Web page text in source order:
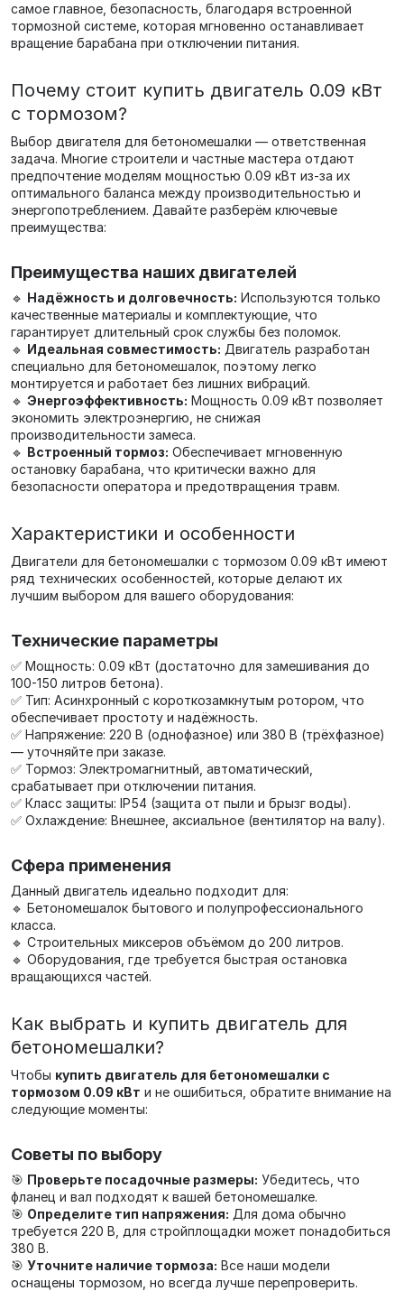
самое главное, безопасность, благодаря встроенной
тормозной системе, которая мгновенно останавливает
вращение барабана при отключении питания.
Почему стоит купить двигатель 0.09 кВт
с тормозом?
Выбор двигателя для бетономешалки — ответственная
задача. Многие строители и частные мастера отдают
предпочтение моделям мощностью 0.09 кВт из-за их
оптимального баланса между производительностью и
энергопотреблением. Давайте разберём ключевые
преимущества:
Преимущества наших двигателей
🔹 Надёжность и долговечность: Используются только
качественные материалы и комплектующие, что
гарантирует длительный срок службы без поломок.
🔹 Идеальная совместимость: Двигатель разработан
специально для бетономешалок, поэтому легко
монтируется и работает без лишних вибраций.
🔹 Энергоэффективность: Мощность 0.09 кВт позволяет
экономить электроэнергию, не снижая
производительности замеса.
🔹 Встроенный тормоз: Обеспечивает мгновенную
остановку барабана, что критически важно для
безопасности оператора и предотвращения травм.
Характеристики и особенности
Двигатели для бетономешалки с тормозом 0.09 кВт имеют
ряд технических особенностей, которые делают их
лучшим выбором для вашего оборудования:
Технические параметры
✅ Мощность: 0.09 кВт (достаточно для замешивания до
100-150 литров бетона).
✅ Тип: Асинхронный с короткозамкнутым ротором, что
обеспечивает простоту и надёжность.
✅ Напряжение: 220 В (однофазное) или 380 В (трёхфазное)
— уточняйте при заказе.
✅ Тормоз: Электромагнитный, автоматический,
срабатывает при отключении питания.
✅ Класс защиты: IP54 (защита от пыли и брызг воды).
✅ Охлаждение: Внешнее, аксиальное (вентилятор на валу).
Сфера применения
Данный двигатель идеально подходит для:
🔹 Бетономешалок бытового и полупрофессионального
класса.
🔹 Строительных миксеров объёмом до 200 литров.
🔹 Оборудования, где требуется быстрая остановка
вращающихся частей.
Как выбрать и купить двигатель для
бетономешалки?
Чтобы купить двигатель для бетономешалки с
тормозом 0.09 кВт и не ошибиться, обратите внимание на
следующие моменты:
Советы по выбору
🎯 Проверьте посадочные размеры: Убедитесь, что
фланец и вал подходят к вашей бетономешалке.
🎯 Определите тип напряжения: Для дома обычно
требуется 220 В, для стройплощадки может понадобиться
380 В.
🎯 Уточните наличие тормоза: Все наши модели
оснащены тормозом, но всегда лучше перепроверить.